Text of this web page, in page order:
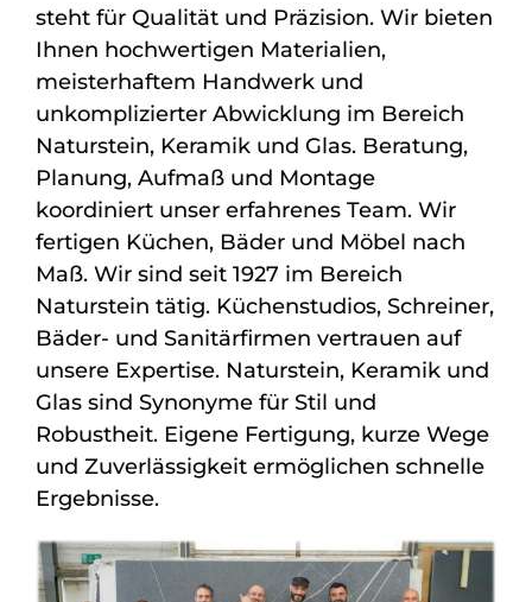
steht für Qualität und Präzision. Wir bieten
Ihnen hochwertigen Materialien,
meisterhaftem Handwerk und
unkomplizierter Abwicklung im Bereich
Naturstein, Keramik und Glas. Beratung,
Planung, Aufmaß und Montage
koordiniert unser erfahrenes Team. Wir
fertigen Küchen, Bäder und Möbel nach
Maß. Wir sind seit 1927 im Bereich
Naturstein tätig. Küchenstudios, Schreiner,
Bäder- und Sanitärfirmen vertrauen auf
unsere Expertise. Naturstein, Keramik und
Glas sind Synonyme für Stil und
Robustheit. Eigene Fertigung, kurze Wege
und Zuverlässigkeit ermöglichen schnelle
Ergebnisse.